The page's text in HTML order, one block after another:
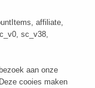
affiliate,
sc_v38,
aan onze
cooies maken